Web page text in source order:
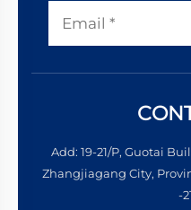
Add: 19-21/P, Guotai
Zhangjiagang City,
-